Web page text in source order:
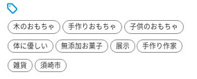
木のおもちゃ 手作りおもちゃ 子供のおもちゃ
体に優しい 無添加お菓子 展示 手作り作家
雑貨 須崎市